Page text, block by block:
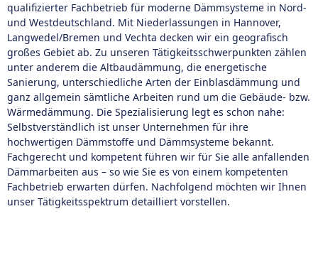
qualifizierter Fachbetrieb für moderne Dämmsysteme in Nord-
und Westdeutschland. Mit Niederlassungen in Hannover,
Langwedel/Bremen und Vechta decken wir ein geografisch
großes Gebiet ab. Zu unseren Tätigkeitsschwerpunkten zählen
unter anderem die Altbaudämmung, die energetische
Sanierung, unterschiedliche Arten der Einblasdämmung und
ganz allgemein sämtliche Arbeiten rund um die Gebäude- bzw.
Wärmedämmung. Die Spezialisierung legt es schon nahe:
Selbstverständlich ist unser Unternehmen für ihre
hochwertigen Dämmstoffe und Dämmsysteme bekannt.
Fachgerecht und kompetent führen wir für Sie alle anfallenden
Dämmarbeiten aus – so wie Sie es von einem kompetenten
Fachbetrieb erwarten dürfen. Nachfolgend möchten wir Ihnen
unser Tätigkeitsspektrum detailliert vorstellen.